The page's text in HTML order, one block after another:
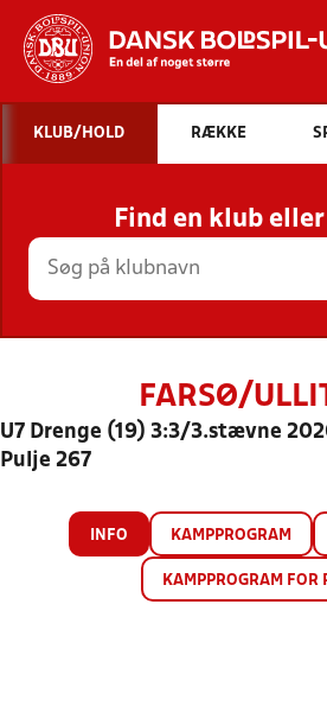
STILLINGER,
HOLD
KLUB/HOLD RÆKKE
Find en klub
FARSØ/
U7 Drenge (19) 3:3/3.stævne
Pulje 267
INFO KAMPPROGRAM
KAMPPROGRAM FOR